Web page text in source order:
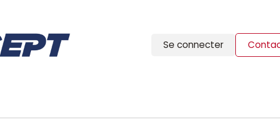
Se connecter